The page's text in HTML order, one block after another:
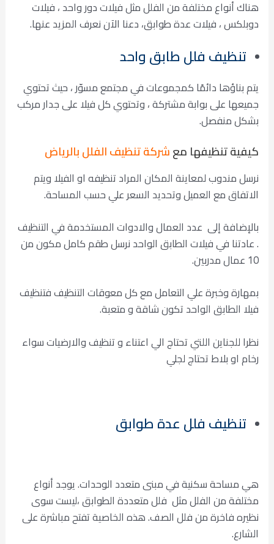
هناك أنواع مختلفة من الفلل مثل فيلات دور واحد ، فيلات
دوبلكس ، فيلات عدة طوابق، دعنا الآن نعرف المزيد عنها.
تنظيف فلل طابق واحد
يتم بناؤها دائمًا كمجموعات في مجتمع مسوّر ، حيث تحتوي
جميعها على بوابة مشتركة ، وتحتوي كل فيلا على جدار مركب
بشكل منفصل.
كيفية تنظيفها معشركة تنظيف الفلل بالرياض
نرسل مندوب لمعاينة المكان المراد تنظيفه او الفيلا ويتم
الاتفاق مع العميل وتحديد السعر علي حسب المساحة.
بالإضافة إلى عدد العمال والادوات المستخدمة في التنظيف
. عادتنا في فيلات الطابق الواحد نرسل طقم كامل مكون من
10 عمال مدربين.
بمهارة وخبرة علي التعامل مع كل معوقات التنظيف فتنظيف
فيلا الطابق الواحد تكون شاقة و متعبة.
نظرا للجناين اللتي تحتاج الي اعتناء و تنظيف والارضيات سواء
رخام او بلاط تحتاج لجلي
تنظيف فلل عدة طوابق
هي مساحة سكنية في مبنى متعدد الوحدات. يوجد أنواع
مختلفة من الفلل مثل فلل متعددة الطوابق ،ليست سوى
نظيره فاخرة من فلل الصف. هذه الخاصية تفتح مباشرة على
الشارع.